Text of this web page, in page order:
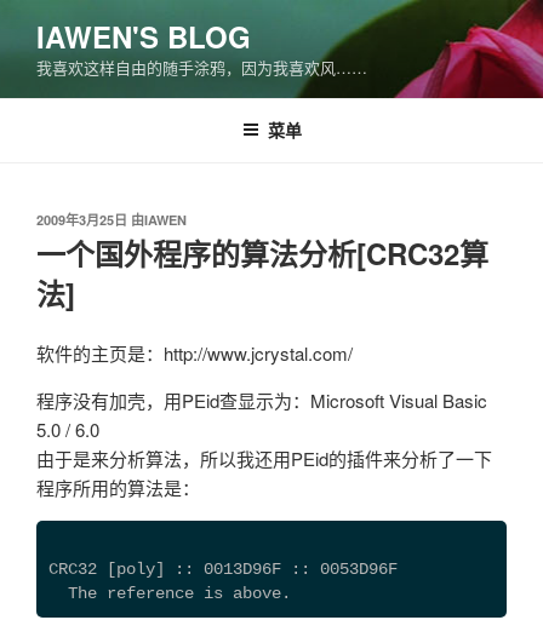
容
IAWEN'S BLOG
我喜欢这样自由的随手涂鸦，因为我喜欢风……
菜单
发
2009年3月25日 由IAWEN
一个国外程序的算法分析[CRC32算
法]
软件的主页是：http://www.jcrystal.com/
程序没有加壳，用PEid查显示为：Microsoft Visual Basic
5.0 / 6.0
由于是来分析算法，所以我还用PEid的插件来分析了一下
程序所用的算法是：
CRC32 [poly] :: 0013D96F :: 0053D96F
The reference is above.